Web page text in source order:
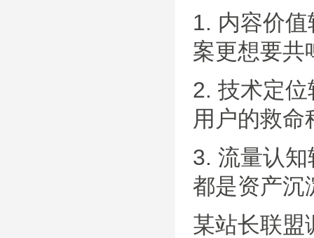
1. 内容价值
案更想要共
2. 技术定位
用户的救命
3. 流量认知
都是资产沉
某站长联盟